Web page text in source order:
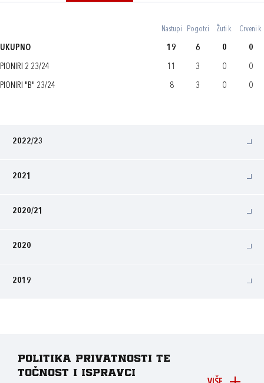
Nastupi Pogotci Žuti k. Crveni k.
UKUPNO 19 6 0 0
PIONIRI 2 23/24 11 3 0 0
PIONIRI "B" 23/24 8 3 0 0
2022/23
2021
2020/21
2020
2019
Politika privatnosti te
točnost i ispravci